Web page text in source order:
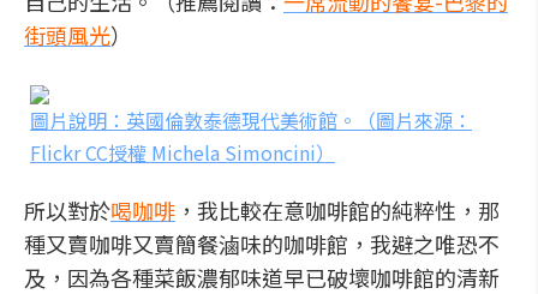
街頭風光）
圖片說明：英國倫敦泰德現代美術館。（圖片來源：
Flickr CC授權 Michela Simoncini）
所以對於喝咖啡 ，我比較在意咖啡館的純粹性，那
種又賣咖啡又賣簡餐滷味的咖啡館，我避之唯恐不
及，因為各種菜飯濃郁味道早已破壞咖啡館的清新